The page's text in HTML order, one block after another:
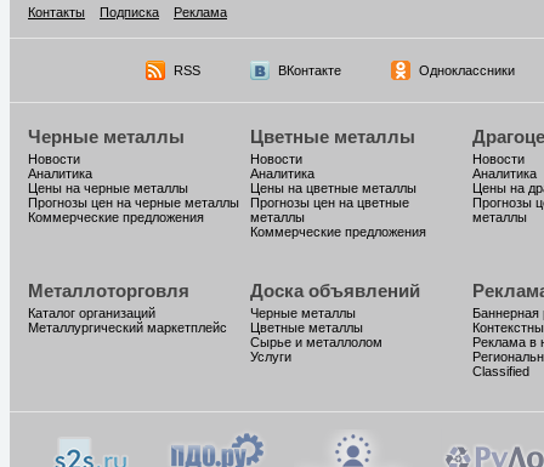
Контакты
Подписка Реклама
RSS ВКонтакте Одноклассники
Черные металлы
Новости
Аналитика
Цены на черные металлы
Прогнозы цен на черные металлы
Коммерческие предложения
Цветные металлы
Новости
Аналитика
Цены на цветные металлы
Прогнозы цен на цветные
металлы
Коммерческие предложения
Новости
Аналитика
Цены на
Прогнозы
металлы
Металлоторговля
Каталог организаций
Металлургический маркетплейс
Доска объявлений
Черные металлы
Цветные металлы
Сырье и металлолом
Услуги
Баннерная
Реклама в
Classified